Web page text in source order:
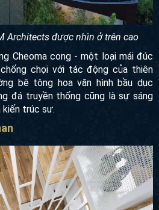
Architects được nhìn ở trên cao
Cheoma cong - một loại mái đúc
chọi với tác động của thiên
bê tông hoa văn hình bầu dục
đá truyền thống cũng là sự sáng
trúc sư.